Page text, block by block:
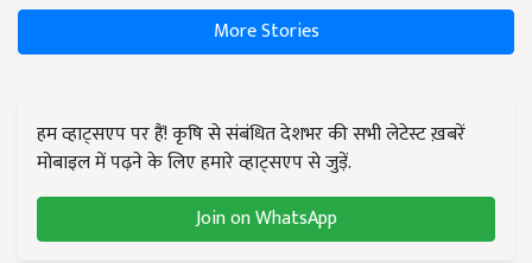
More Stories
हम व्हाट्सएप पर हैं! कृषि से संबंधित देशभर की सभी लेटेस्ट ख़बरें
मोबाइल में पढ़ने के लिए हमारे व्हाट्सएप से जुड़ें.
Join on WhatsApp